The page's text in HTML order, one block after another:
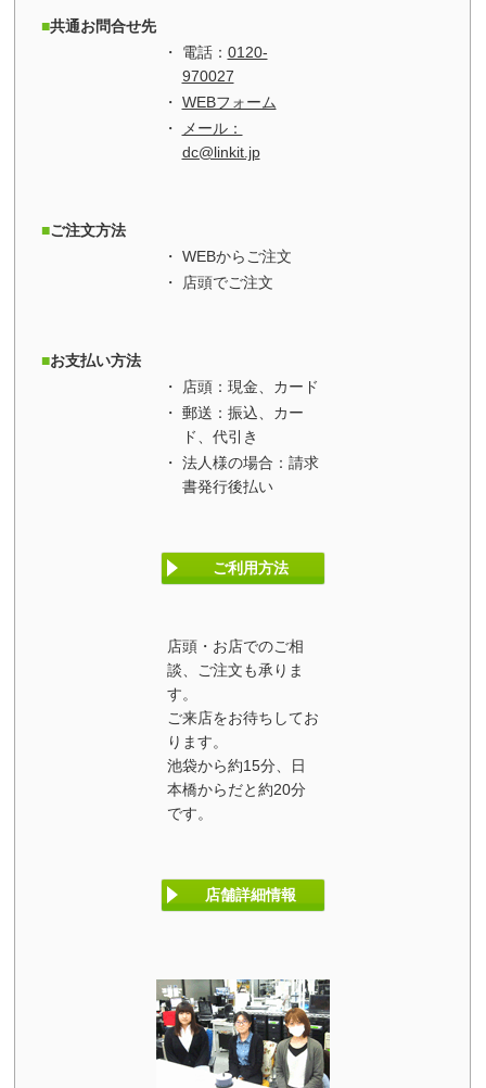
共通お問合せ先
電話： 0120-
970027
WEBフォーム
メール：
dc@linkit.jp
ご注文方法
WEBからご注文
店頭でご注文
お支払い方法
店頭：現金、カード
郵送：振込、カー
ド、代引き
法人様の場合：請求
書発行後払い
ご利用方法
店頭・お店でのご相
談、ご注文も承りま
す。
ご来店をお待ちしてお
ります。
池袋から約15分、日
本橋からだと約20分
です。
店舗詳細情報